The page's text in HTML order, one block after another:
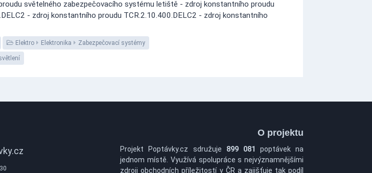
světelného zabezpečovacího systému letiště - zdroj konstantního proudu
- zdroj konstantního proudu TCR.2.10.400.DELC2 - zdroj konstantního
Elektro Elektronika Zabezpečovací systémy
O projektu
Projekt Poptávky.cz sdružuje 899 081
poptávek na
jednom místě. Využívá spolupráce s nejvýznamnějšími
zdroji obchodních příležitostí v ČR a zajišťuje tak podíl